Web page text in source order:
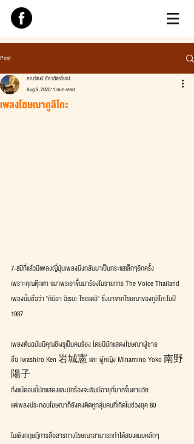
Post
เพลงโฆษณากูลิโกะ
คณวัฒน์ อัศวฉัตรโรจน์
Aug 9, 2020 1 min read
7-8ปีที่แล้วมีเพลงญี่ปุ่นเพลงนึงกลับมาเป็นกระแสเล็กๆอีกครั้ง
เพราะคุณตุ๊กตา จมาพรเอาขึ้นมาร้องในรายการ The Voice Thailand
เพลงนั้นชื่อว่า "คิมิอา อิเรบะ โซเรเดอิ" ซึ่งมาจากโฆษณาของกูลิโกะในปี
1987
เพลงต้นฉบับมีคุณชิเงรุเป็นคนร้อง โดยมีนักแสดงโฆษณาผู้ชาย
ชื่อ Iwashiro Ken 岩城憲 และ ผู้หญิง Minamino Yoko 南野
陽子
ถึงแม้ตอนนี้นักแสดงและนักร้องจะเริ่มมีอายุที่มากขึ้นตามวัย
แต่เพลงประกอบโฆษณาก็ยังคงติดหูกลุ่มคนที่เกิดในช่วงยุค 80
ในเชิงทฤษฎีการสื่อสารทางโฆษณาสามารถทำได้สองแบบหลักๆ